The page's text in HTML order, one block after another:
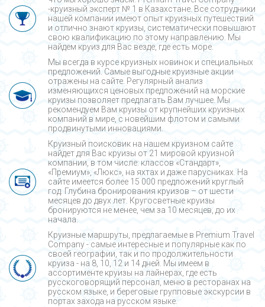
-круизный эксперт № 1 в Казахстане. Все сотрудники
нашей компании имеют опыт круизных путешествий
и отлично знают круизы, систематически повышают
свою квалификацию по этому направлению. Мы
найдем круиз для Вас везде, где есть море.
Мы всегда в курсе круизных новинок и специальных
предложений. Самые выгодные круизные акции
отражены на сайте. Регулярный анализ
изменяющихся ценовых предложений на морские
круизы позволяет предлагать Вам лучшее. Мы
рекомендуем Вам круизы от крупнейших круизных
компаний в мире, с новейшим флотом и самыми
продвинутыми инновациями.
Круизный поисковик на нашем круизном сайте
найдет для Вас круизы от 21 мировой круизной
компании, в том числе: классов «Стандарт»,
«Премиум», «Люкс», на яхтах и даже парусниках. На
сайте имеется более 15 000 предложений круглый
год. Глубина бронирования круизов – от шести
месяцев до двух лет. Кругосветные круизы
бронируются не менее, чем за 10 месяцев, до их
начала.
Круизные маршруты, предлагаемые в Premium Travel
Company - cамые интересные и популярные как по
своей географии, так и по продолжительности
круиза - на 8, 10, 12 и 14 дней. Мы имеем в
ассортименте круизы на лайнерах, где есть
русскоговорящий персонал, меню в ресторанах на
русском языке, и береговые групповые экскурсии в
портах захода на русском языке.